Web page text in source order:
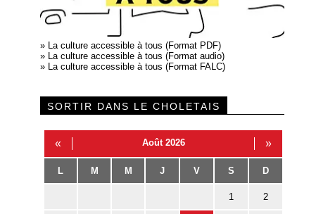
» La culture accessible à tous (Format PDF)
» La culture accessible à tous (Format audio)
» La culture accessible à tous (Format FALC)
SORTIR DANS LE CHOLETAIS
« Août 2026 »
L M M J V S D
1 2